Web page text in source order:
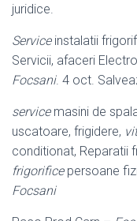
juridice.
Serviceinstalatii
Servicii, afaceri
Focsani. 4 oct.
servicemasini de
uscatoare, frigidere,
conditionat, Reparatii
frigorificepersoane
Focsani